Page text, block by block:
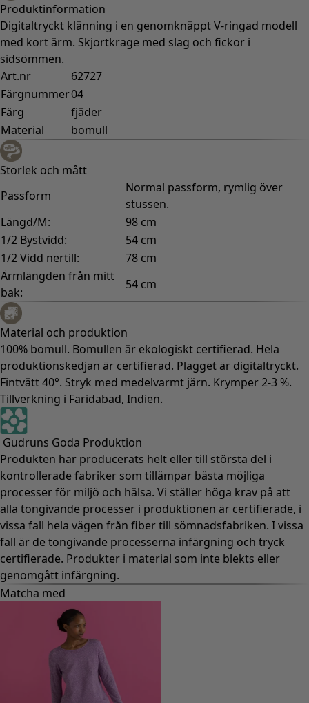
Produktinformation
Digitaltryckt klänning i en genomknäppt V-ringad modell
med kort ärm. Skjortkrage med slag och fickor i
sidsömmen.
Art.nr
62727
Färgnummer04
Färg
fjäder
Material
bomull
Storlek och mått
Passform
Normal passform, rymlig över
stussen.
Längd/M:
98 cm
1/2 Bystvidd:
54 cm
1/2 Vidd nertill:
78 cm
Ärmlängden från mitt
bak:
54 cm
Material och produktion
100% bomull. Bomullen är ekologiskt certifierad. Hela
produktionskedjan är certifierad. Plagget är digitaltryckt.
Fintvätt 40°. Stryk med medelvarmt järn. Krymper 2-3 %.
Tillverkning i Faridabad, Indien.
Gudruns Goda Produktion
Produkten har producerats helt eller till största del i
kontrollerade fabriker som tillämpar bästa möjliga
processer för miljö och hälsa. Vi ställer höga krav på att
alla tongivande processer i produktionen är certifierade, i
vissa fall hela vägen från fiber till sömnadsfabriken. I vissa
fall är de tongivande processerna infärgning och tryck
certifierade. Produkter i material som inte blekts eller
genomgått infärgning.
Matcha med